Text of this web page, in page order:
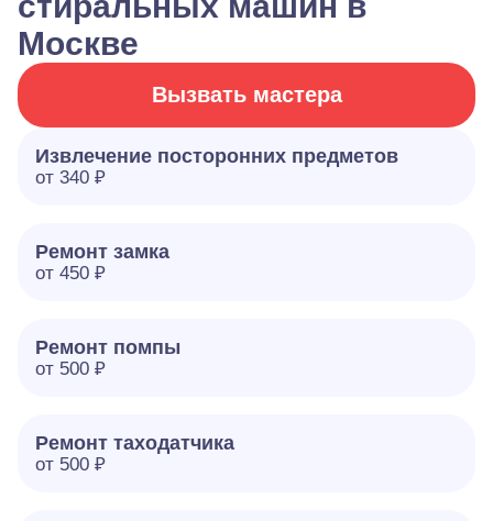
Москве
Вызвать мастера
Извлечение посторонних предметов
от 340 ₽
Ремонт замка
от 450 ₽
Ремонт помпы
от 500 ₽
Ремонт таходатчика
от 500 ₽